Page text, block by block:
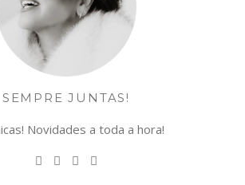
SEMPRE JUNTAS!
Novidades a toda a hora!